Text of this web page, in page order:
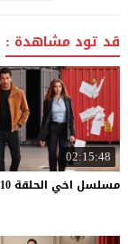
قد تود مشاهدة :
02:15:48
مسلسل اخي الحلقة 10